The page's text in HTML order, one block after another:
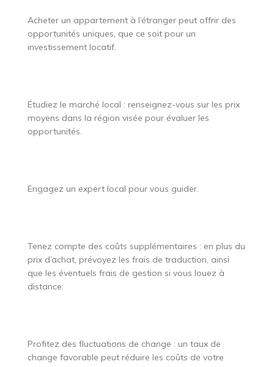
Acheter un appartement à l’étranger peut offrir des
opportunités uniques, que ce soit pour un
investissement locatif.
Étudiez le marché local : renseignez-vous sur les prix
moyens dans la région visée pour évaluer les
opportunités.
Engagez un expert local pour vous guider.
Tenez compte des coûts supplémentaires : en plus du
prix d’achat, prévoyez les frais de traduction, ainsi
que les éventuels frais de gestion si vous louez à
distance.
Profitez des fluctuations de change : un taux de
change favorable peut réduire les coûts de votre